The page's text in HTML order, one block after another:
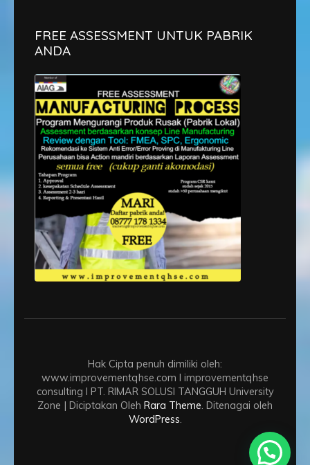
FREE ASSESSMENT UNTUK PABRIK
ANDA
Hak Cipta penuh dimiliki oleh:
www.improvementqhse.com I improvementqhse
consulting I PT. RIMAR SOLUSI TANGGUH University
Zone | Diciptakan Oleh Rara Theme. Ditenagai oleh
WordPress.